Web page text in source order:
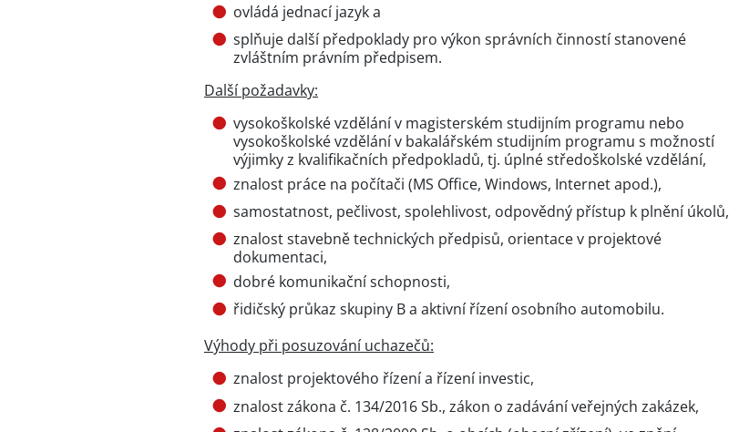
ovládá jednací jazyk a
splňuje další předpoklady pro výkon správních činností stanovené
zvláštním právním předpisem.
Další požadavky:
vysokoškolské vzdělání v magisterském studijním programu nebo
vysokoškolské vzdělání v bakalářském studijním programu s možností
výjimky z kvalifikačních předpokladů, tj. úplné středoškolské vzdělání,
znalost práce na počítači (MS Office, Windows, Internet apod.),
samostatnost, pečlivost, spolehlivost, odpovědný přístup k plnění úkolů,
znalost stavebně technických předpisů, orientace v projektové
dokumentaci,
dobré komunikační schopnosti,
řidičský průkaz skupiny B a aktivní řízení osobního automobilu.
Výhody při posuzování uchazečů:
znalost projektového řízení a řízení investic,
znalost zákona č. 134/2016 Sb., zákon o zadávání veřejných zakázek,